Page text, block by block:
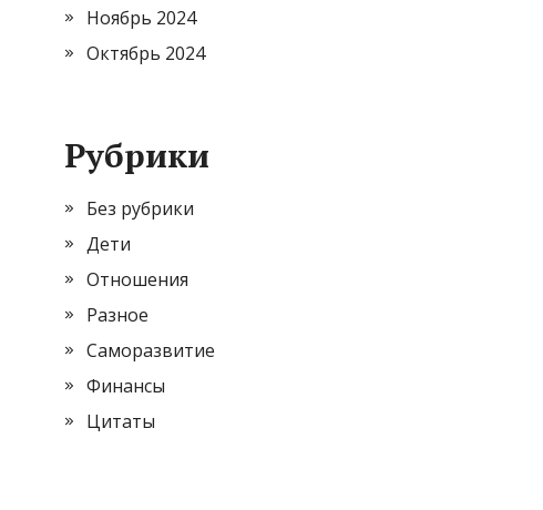
Ноябрь 2024
Октябрь 2024
Рубрики
Без рубрики
Дети
Отношения
Разное
Саморазвитие
Финансы
Цитаты